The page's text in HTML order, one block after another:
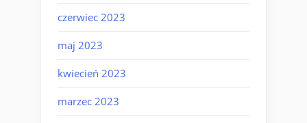
czerwiec 2023
maj 2023
kwiecień 2023
marzec 2023